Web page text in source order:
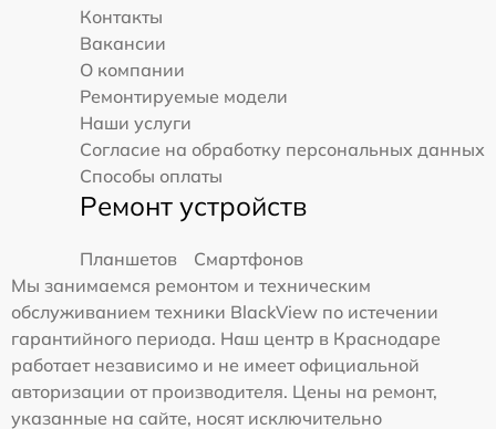
Контакты
Вакансии
О компании
Ремонтируемые модели
Наши услуги
Согласие на обработку персональных данных
Способы оплаты
Ремонт устройств
Планшетов
Смартфонов
Мы занимаемся ремонтом и техническим
обслуживанием техники BlackView по истечении
гарантийного периода. Наш центр в Краснодаре
работает независимо и не имеет официальной
авторизации от производителя. Цены на ремонт,
указанные на сайте, носят исключительно